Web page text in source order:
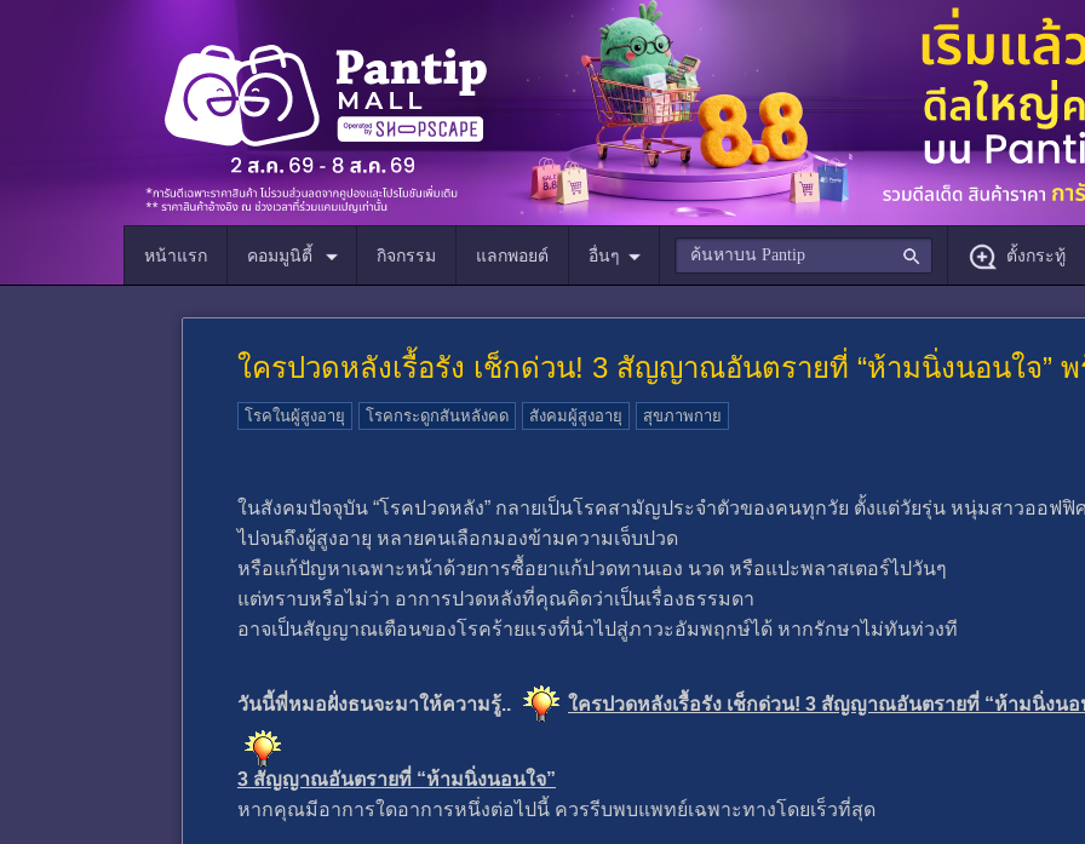
หน้าแรก คอมมูนิตี้ กิจกรรม แลกพอยต์ อื่นๆ ตั้งกระทู้
ใครปวดหลังเรื้อรัง เช็กด่วน! 3 สัญญาณอันตรายที่ “ห้ามนิ่งนอนใจ”
โรคในผู้สูงอายุ โรคกระดูกสันหลังคด สังคมผู้สูงอายุ สุขภาพกาย
ในสังคมปัจจุบัน “โรคปวดหลัง” กลายเป็นโรคสามัญประจำตัวของคนทุกวัย ตั้งแต่วัยรุ่น หนุ่มสาวออฟฟิ
ไปจนถึงผู้สูงอายุ หลายคนเลือกมองข้ามความเจ็บปวด
หรือแก้ปัญหาเฉพาะหน้าด้วยการซื้อยาแก้ปวดทานเอง นวด หรือแปะพลาสเตอร์ไปวันๆ
แต่ทราบหรือไม่ว่า อาการปวดหลังที่คุณคิดว่าเป็นเรื่องธรรมดา
อาจเป็นสัญญาณเตือนของโรคร้ายแรงที่นำไปสู่ภาวะอัมพฤกษ์ได้ หากรักษาไม่ทันท่วงที
วันนี้พี่หมอฝั่งธนจะมาให้ความรู้.. ใครปวดหลังเรื้อรัง เช็กด่วน! 3 สัญญาณอันตรายที่ “ห้ามนิ่งน
3 สัญญาณอันตรายที่ “ห้ามนิ่งนอนใจ”
หากคุณมีอาการใดอาการหนึ่งต่อไปนี้ ควรรีบพบแพทย์เฉพาะทางโดยเร็วที่สุด